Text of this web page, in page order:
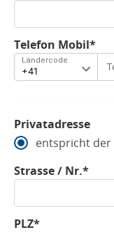
Telefon Mobil*
Ländercode
Privatadresse
entspricht der
Strasse / Nr.*
PLZ*